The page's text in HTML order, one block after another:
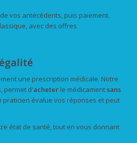
vos antécédents, puis paiement.
avec des offres
une prescription médicale. Notre
permet d'acheter le médicamentsans
évalue vos réponses et peut
état de santé, tout en vous donnant